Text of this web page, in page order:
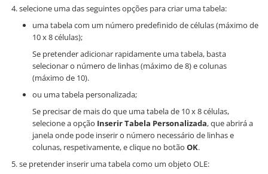
selecione uma das seguintes opções para criar uma tabela:
uma tabela com um número predefinido de células (máximo de
10 x 8 células);
Se pretender adicionar rapidamente uma tabela, basta
selecionar o número de linhas (máximo de 8) e colunas
(máximo de 10).
ou uma tabela personalizada;
Se precisar de mais do que uma tabela de 10 x 8 células,
selecione a opção Inserir Tabela Personalizada, que abrirá a
janela onde pode inserir o número necessário de linhas e
colunas, respetivamente, e clique no botão OK.
se pretender inserir uma tabela como um objeto OLE: